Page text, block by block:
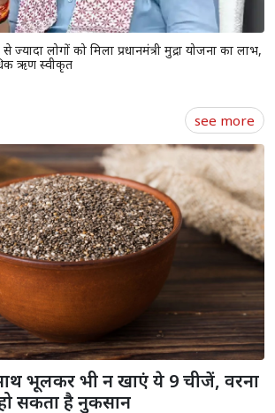
लोगों को मिला प्रधानमंत्री मुद्रा योजना का लाभ,
ऋण स्वीकृत
see more
भूलकर भी न खाएं ये 9 चीजें, वरना
सकता है नुकसान